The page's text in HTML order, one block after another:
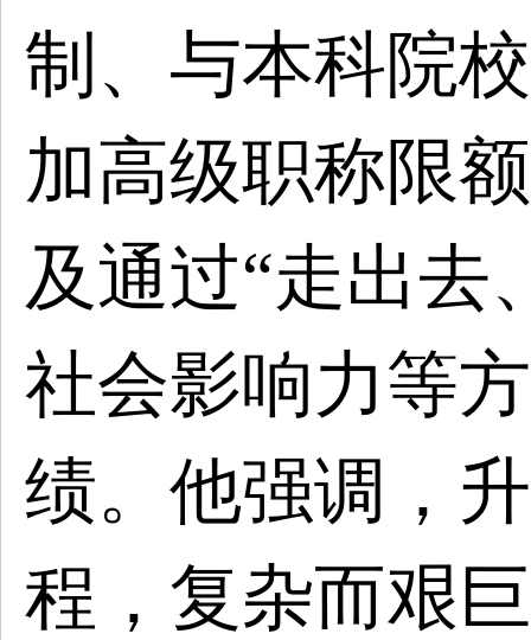
制、与本科院
加高级职称限
及通过“走出去
社会影响力等
绩。他强调，
程，复杂而艰